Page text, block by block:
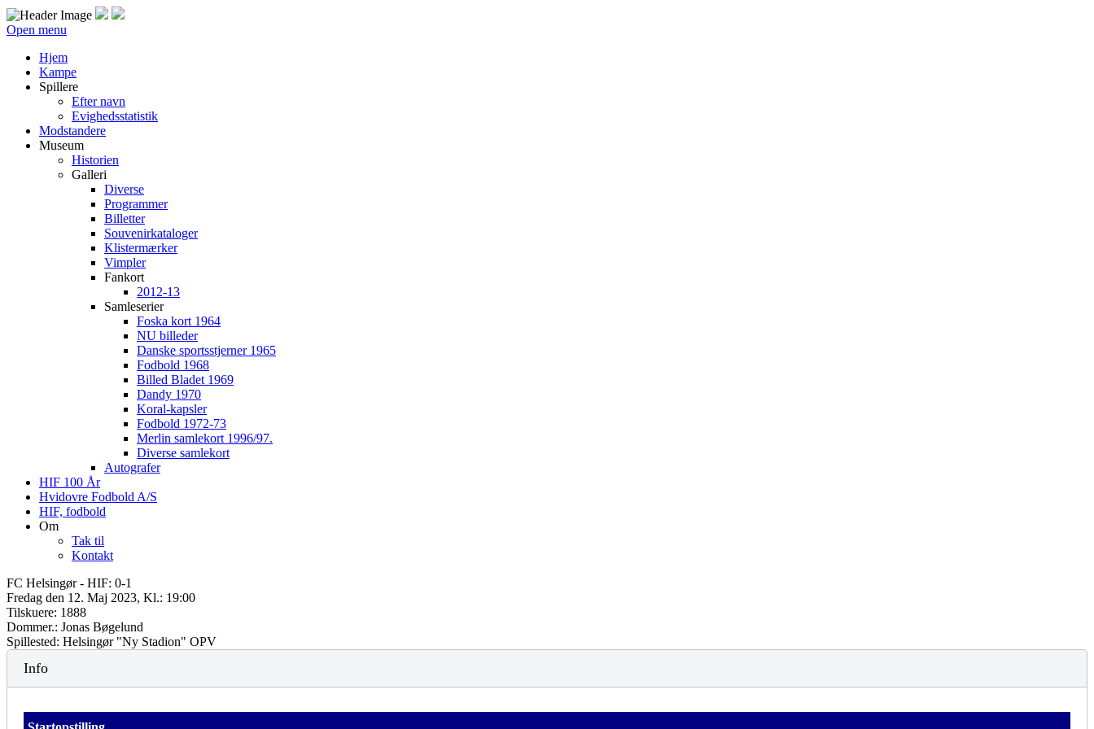
Open menu
Hjem
Kampe
Spillere
Efter navn
Evighedsstatistik
Modstandere
Museum
Historien
Galleri
Diverse
Programmer
Billetter
Souvenirkataloger
Klistermærker
Vimpler
Fankort
2012-13
Samleserier
Foska kort 1964
NU billeder
Danske sportsstjerner 1965
Fodbold 1968
Billed Bladet 1969
Dandy 1970
Koral-kapsler
Fodbold 1972-73
Merlin samlekort 1996/97.
Diverse samlekort
Autografer
HIF 100 År
Hvidovre Fodbold A/S
HIF, fodbold
Om
Tak til
Kontakt
FC Helsingør - HIF: 0-1
Fredag den 12. Maj 2023, Kl.: 19:00
Tilskuere: 1888
Dommer.: Jonas Bøgelund
Spillested: Helsingør "Ny Stadion" OPV
Info